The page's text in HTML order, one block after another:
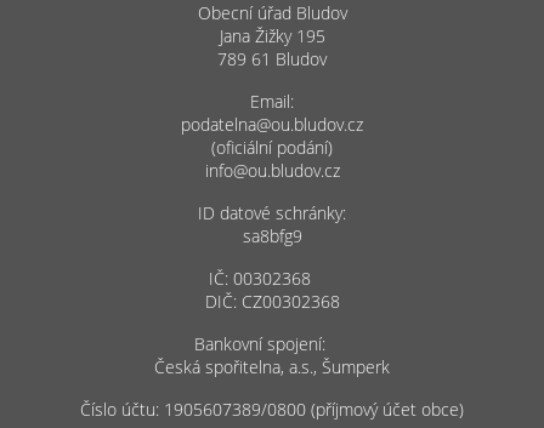
Obecní úřad Bludov
Jana Žižky 195
789 61 Bludov
Email:
podatelna@ou.bludov.cz
(oficiální podání)
info@ou.bludov.cz
ID datové schránky:
sa8bfg9
IČ: 00302368
DIČ: CZ00302368
Bankovní spojení:
Česká spořitelna, a.s., Šumperk
Číslo účtu: 1905607389/0800 (příjmový účet obce)